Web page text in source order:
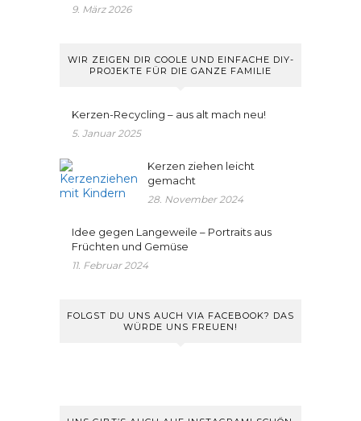
9. März 2026
WIR ZEIGEN DIR COOLE UND EINFACHE DIY-
PROJEKTE FÜR DIE GANZE FAMILIE
Kerzen-Recycling – aus alt mach neu!
5. Januar 2025
Kerzen ziehen leicht
gemacht
28. November 2024
Idee gegen Langeweile – Portraits aus
Früchten und Gemüse
11. Februar 2024
FOLGST DU UNS AUCH VIA FACEBOOK? DAS
WÜRDE UNS FREUEN!